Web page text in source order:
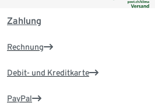
Zahlung
Rechnung
Debit- und Kreditkarte
PayPal